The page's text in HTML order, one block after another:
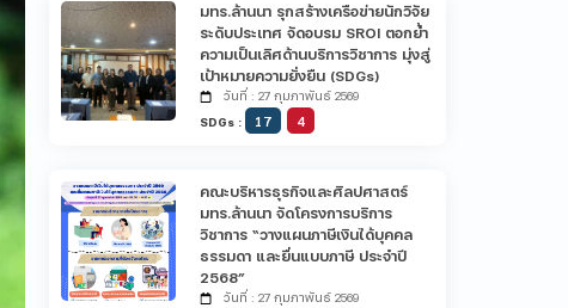
มทร.ล้านนา รุกสร้างเครือข่ายนักวิจัย
ระดับประเทศ จัดอบรม SROI ตอกย้ำ
ความเป็นเลิศด้านบริการวิชาการ มุ่งสู่
เป้าหมายความยั่งยืน (SDGs)
วันที่ : 27 กุมภาพันธ์ 2569
SDGs :
17 4
คณะบริหารธุรกิจและศิลปศาสตร์
มทร.ล้านนา จัดโครงการบริการ
วิชาการ “วางแผนภาษีเงินได้บุคคล
ธรรมดา และยื่นแบบภาษี ประจำปี
2568”
วันที่ : 27 กุมภาพันธ์ 2569